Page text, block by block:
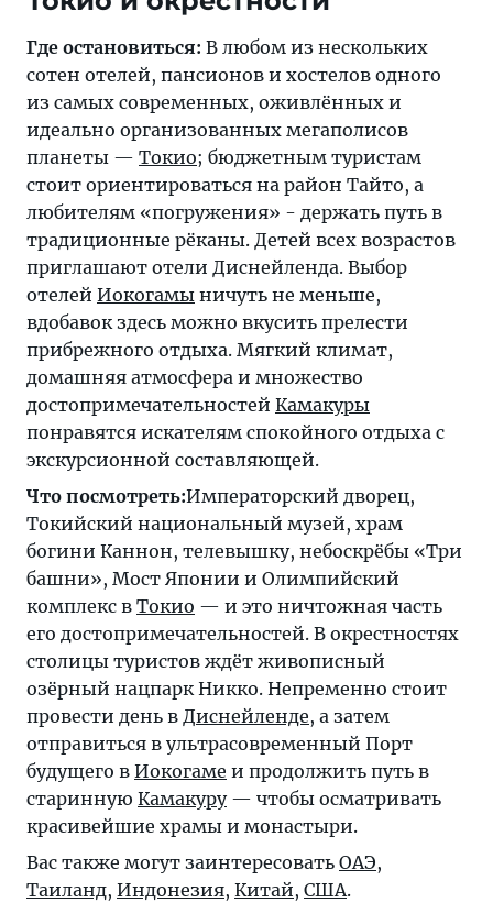
Где остановиться: В любом из нескольких
сотен отелей, пансионов и хостелов одного
из самых современных, оживлённых и
идеально организованных мегаполисов
планеты — Токио; бюджетным туристам
стоит ориентироваться на район Тайто, а
любителям «погружения» - держать путь в
традиционные рёканы. Детей всех возрастов
приглашают отели Диснейленда. Выбор
отелей Иокогамы ничуть не меньше,
вдобавок здесь можно вкусить прелести
прибрежного отдыха. Мягкий климат,
домашняя атмосфера и множество
достопримечательностей Камакуры
понравятся искателям спокойного отдыха с
экскурсионной составляющей.
Что посмотреть:Императорский дворец,
Токийский национальный музей, храм
богини Каннон, телевышку, небоскрёбы «Три
башни», Мост Японии и Олимпийский
комплекс в Токио — и это ничтожная часть
его достопримечательностей. В окрестностях
столицы туристов ждёт живописный
озёрный нацпарк Никко. Непременно стоит
провести день в Диснейленде, а затем
отправиться в ультрасовременный Порт
будущего в Иокогаме и продолжить путь в
старинную Камакуру— чтобы осматривать
красивейшие храмы и монастыри.
Вас также могут заинтересовать ОАЭ,
Таиланд, Индонезия, Китай, США.